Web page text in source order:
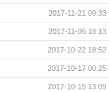
2017-11-21 09:33
2017-11-05 18:13
2017-10-22 18:52
2017-10-17 00:25
2017-10-15 13:09